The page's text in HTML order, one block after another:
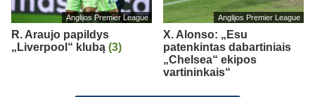
Anglijos Premier League
R. Araujo papildys
„Liverpool“ klubą (3)
Anglijos Premier League
X. Alonso: „Esu
patenkintas dabartiniais
„Chelsea“ ekipos
vartininkais“